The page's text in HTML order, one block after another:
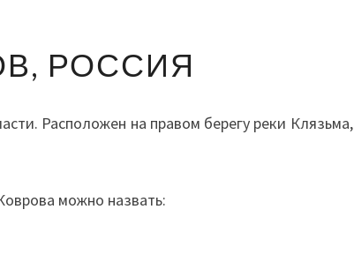
РОССИЯ
РОССИЯ
Расположен на правом берегу реки Клязьма,
можно назвать: